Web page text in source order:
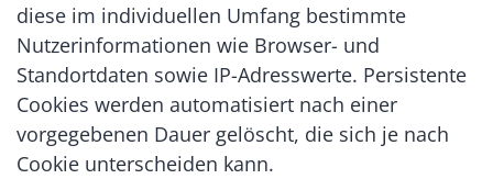
diese im individuellen Umfang bestimmte
Nutzerinformationen wie Browser- und
Standortdaten sowie IP-Adresswerte. Persistente
Cookies werden automatisiert nach einer
vorgegebenen Dauer gelöscht, die sich je nach
Cookie unterscheiden kann.